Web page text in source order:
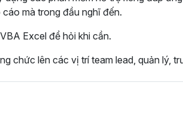
mà trong đầu nghĩ đến.
Excel để hỏi khi cần.
chức lên các vị trí team lead, quản lý,